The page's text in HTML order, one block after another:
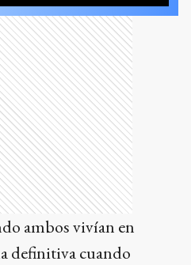
ambos vivían en
definitiva cuando